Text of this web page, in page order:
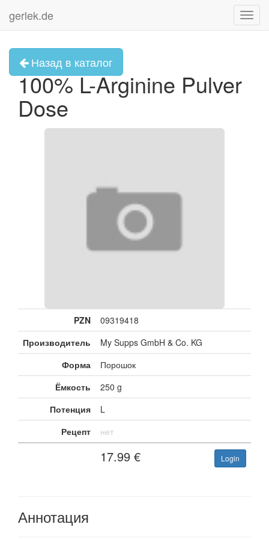
gerlek.de
Назад в каталог
100% L-Arginine Pulver
Dose
PZN
09319418
Производитель
My Supps GmbH & Co. KG
Форма
Порошок
Ёмкость
250 g
Потенция
L
Рецепт
нет
17.99 € Login
Аннотация